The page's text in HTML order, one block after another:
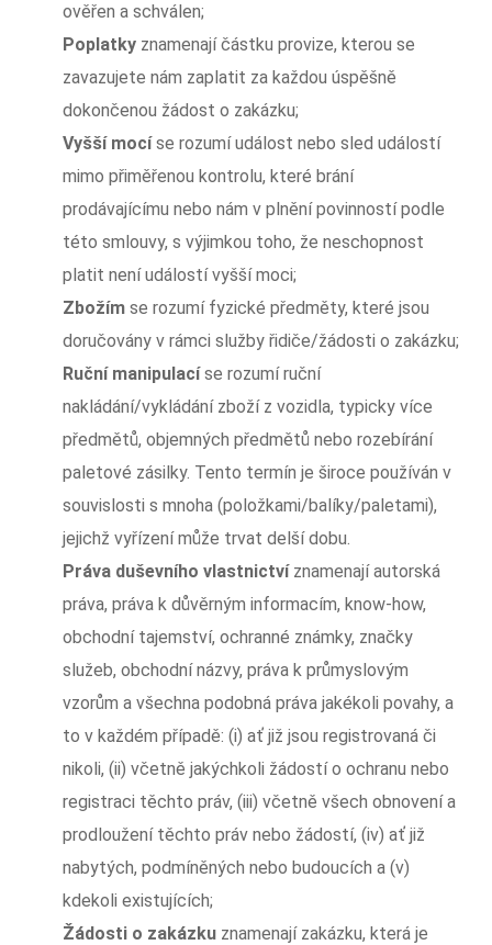
ověřen a schválen;
Poplatkyznamenají částku provize, kterou se
zavazujete nám zaplatit za každou úspěšně
dokončenou žádost o zakázku;
Vyšší mocíse rozumí událost nebo sled událostí
mimo přiměřenou kontrolu, které brání
prodávajícímu nebo nám v plnění povinností podle
této smlouvy, s výjimkou toho, že neschopnost
platit není událostí vyšší moci;
Zbožímse rozumí fyzické předměty, které jsou
doručovány v rámci služby řidiče/žádosti o zakázku;
Ruční manipulacíse rozumí ruční
nakládání/vykládání zboží z vozidla, typicky více
předmětů, objemných předmětů nebo rozebírání
paletové zásilky. Tento termín je široce používán v
souvislosti s mnoha (položkami/balíky/paletami),
jejichž vyřízení může trvat delší dobu.
Práva duševního vlastnictvíznamenají autorská
práva, práva k důvěrným informacím, know-how,
obchodní tajemství, ochranné známky, značky
služeb, obchodní názvy, práva k průmyslovým
vzorům a všechna podobná práva jakékoli povahy, a
to v každém případě: (i) ať již jsou registrovaná či
nikoli, (ii) včetně jakýchkoli žádostí o ochranu nebo
registraci těchto práv, (iii) včetně všech obnovení a
prodloužení těchto práv nebo žádostí, (iv) ať již
nabytých, podmíněných nebo budoucích a (v)
kdekoli existujících;
Žádosti o zakázkuznamenají zakázku, která je